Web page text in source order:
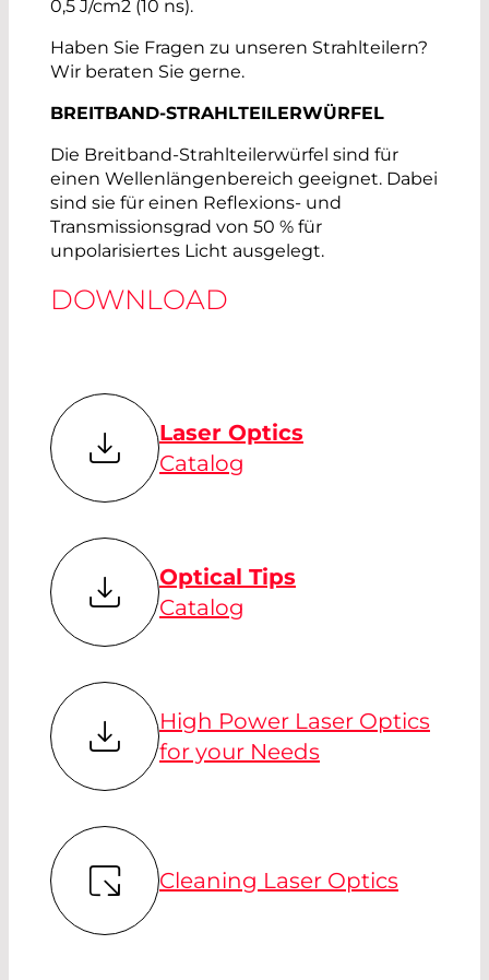
0,5 J/cm2 (10 ns).
Haben Sie Fragen zu unseren Strahlteilern?
Wir beraten Sie gerne.
BREITBAND-STRAHLTEILERWÜRFEL
Die Breitband-Strahlteilerwürfel sind für
einen Wellenlängenbereich geeignet. Dabei
sind sie für einen Reflexions- und
Transmissionsgrad von 50 % für
unpolarisiertes Licht ausgelegt.
DOWNLOAD
Laser Optics
Catalog
Optical Tips
Catalog
High Power Laser Optics
for your Needs
Cleaning Laser Optics